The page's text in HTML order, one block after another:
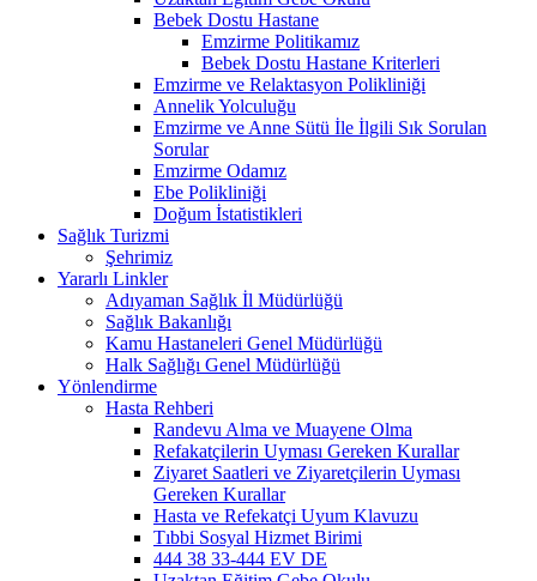
Bebek Dostu Hastane
Emzirme Politikamız
Bebek Dostu Hastane Kriterleri
Emzirme ve Relaktasyon Polikliniği
Annelik Yolculuğu
Emzirme ve Anne Sütü İle İlgili Sık Sorulan
Sorular
Emzirme Odamız
Ebe Polikliniği
Doğum İstatistikleri
Sağlık Turizmi
Şehrimiz
Yararlı Linkler
Adıyaman Sağlık İl Müdürlüğü
Sağlık Bakanlığı
Kamu Hastaneleri Genel Müdürlüğü
Halk Sağlığı Genel Müdürlüğü
Yönlendirme
Hasta Rehberi
Randevu Alma ve Muayene Olma
Refakatçilerin Uyması Gereken Kurallar
Ziyaret Saatleri ve Ziyaretçilerin Uyması
Gereken Kurallar
Hasta ve Refekatçi Uyum Klavuzu
Tıbbi Sosyal Hizmet Birimi
444 38 33-444 EV DE